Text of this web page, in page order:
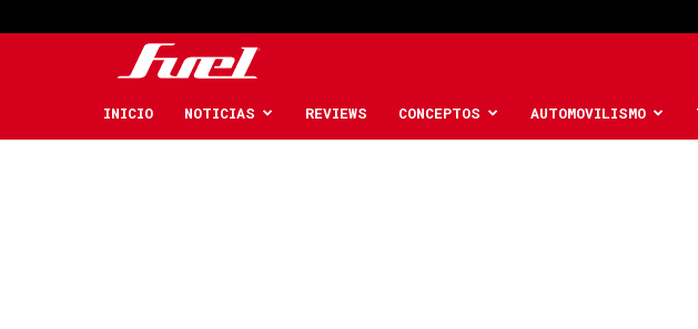
Car
INICIO NOTICIAS REVIEWS CONCEPTOS AUTOMOVILISMO